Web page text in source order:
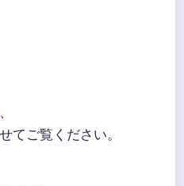
、
てご覧ください。